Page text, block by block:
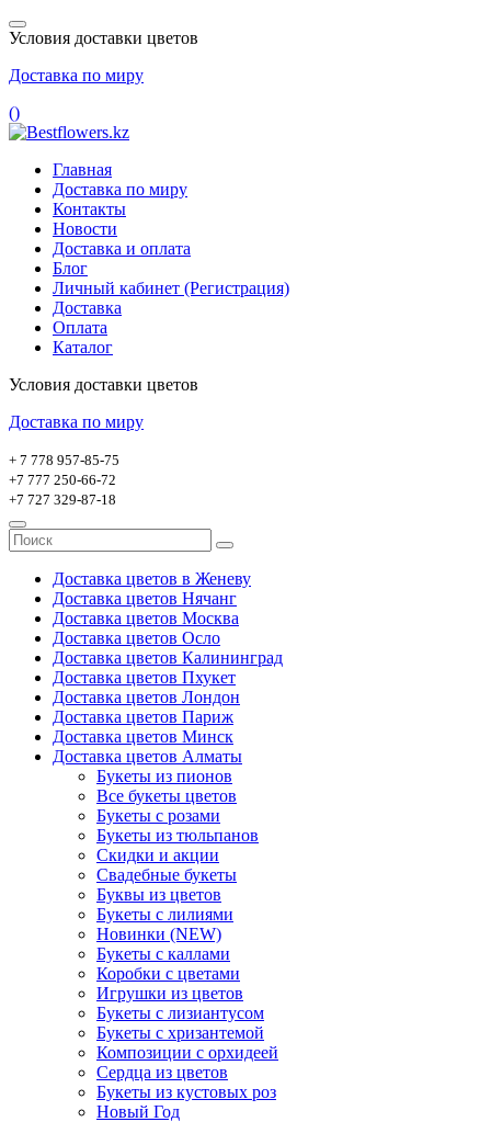
Условия доставки цветов
Доставка по миру
()
Главная
Доставка по миру
Контакты
Новости
Доставка и оплата
Блог
Личный кабинет (Регистрация)
Доставка
Оплата
Каталог
Условия доставки цветов
Доставка по миру
+ 7 778 957-85-75
+7 777 250-66-72
+7 727 329-87-18
Доставка цветов в Женеву
Доставка цветов Нячанг
Доставка цветов Москва
Доставка цветов Осло
Доставка цветов Калининград
Доставка цветов Пхукет
Доставка цветов Лондон
Доставка цветов Париж
Доставка цветов Минск
Доставка цветов Алматы
Букеты из пионов
Все букеты цветов
Букеты с розами
Букеты из тюльпанов
Скидки и акции
Свадебные букеты
Буквы из цветов
Букеты с лилиями
Новинки (NEW)
Букеты с каллами
Коробки с цветами
Игрушки из цветов
Букеты с лизиантусом
Букеты с хризантемой
Композиции с орхидеей
Сердца из цветов
Букеты из кустовых роз
Новый Год